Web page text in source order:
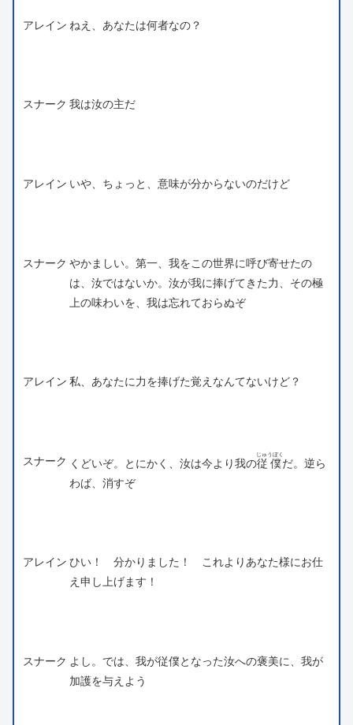
アレイン ねえ、あなたは何者なの？
スナーク 我は汝の主だ
アレイン いや、ちょっと、意味が分からないのだけど
スナーク やかましい。第一、我をこの世界に呼び寄せたの
は、汝ではないか。汝が我に捧げてきた力、その極
上の味わいを、我は忘れておらぬぞ
アレイン 私、あなたに力を捧げた覚えなんてないけど？
スナーク くどいぞ。とにかく、汝は今より我の従僕
じゅうぼく
だ。逆ら
わば、消すぞ
アレイン ひい！ 分かりました！ これよりあなた様にお仕
え申し上げます！
スナーク よし。では、我が従僕となった汝への褒美に、我が
加護を与えよう